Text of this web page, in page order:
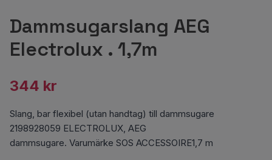
Dammsugarslang AEG
Electrolux . 1,7m
344 kr
Slang, bar flexibel (utan handtag) till dammsugare
2198928059 ELECTROLUX, AEG
dammsugare. Varumärke SOS ACCESSOIRE1,7 m